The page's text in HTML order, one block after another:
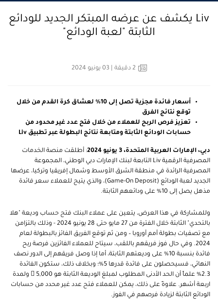
Liv يكشف عن عرضه المبتكر الجديد للودائع
الثابتة "لعبة الودائع"
2 دقيقة
أسعار فائدة مجزية تصل إلى 10% لعشاق كرة القدم من خلال
توقع نتائج الفرق
تعزيز فرص الربح للعملاء من خلال فتح عدد غير محدود من
حسابات الودائع الثابتة ومتابعة نتائج البطولة عبر تطبيق Liv
دبي، الإمارات العربية المتحدة، 3 يونيو 2024
: أطلقت منصة الخدمات
المصرفية الرقمية Liv التابعة لبنك الإمارات دبي الوطني، المجموعة
المصرفية الرائدة في منطقة الشرق الأوسط وشمال إفريقيا وتركيا، عرضها
الجديد لعبة الودائع (Game-On Deposit
)، والذي يتيح للعملاء سعر فائدة
مذهل يصل إلى 10% على ودائعهم الثابتة.
وللمشاركة في هذا العرض، يتعين على عملاء البنك فتح حساب وديعة "هلا
بالتحدي" الثابتة خلال الفترة من 27 مايو حتى 28 يونيو 2024 - وذلك بالتزامن
مع تصفيات بطولة أمم أوروبا – ومن ثم توقع الفريق الفائز بالبطولة لعام
2024. وفي حال فوز فريقهم باللقب، سيتاح للعملاء الفائزين فرصة ربح
فائدة بنسبة
10% على وديعتهم الثابتة، أما إذا وصل فريقهم إلى الدور نصف
النهائي، فسيحصلون على فائدة قدرها 5%؛ وبخلاف ذلك، ستكون الفائدة
2.3% علماً أن الحد الأدنى المطلوب لمبلغ الوديعة الثابتة هو 5,000  ولمدة
اربعة أشهر. علاوةً على ذلك، يمكن للعملاء فتح عدد غير محدد من حسابات
الودائع الثابتة لزيادة فرصهم في الفوز.